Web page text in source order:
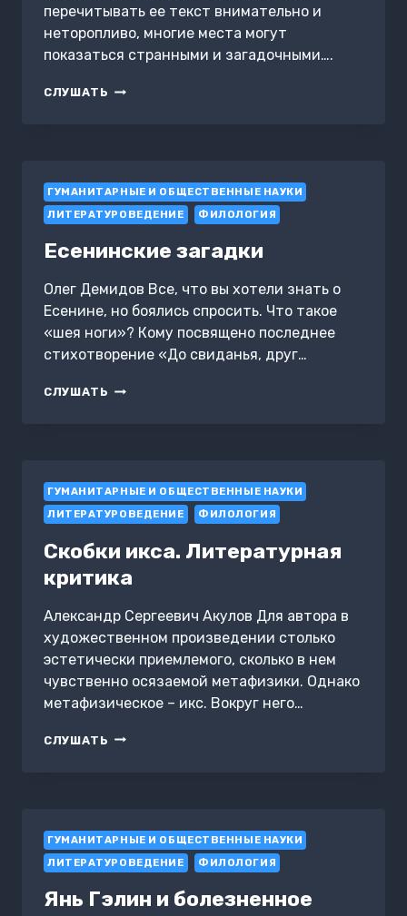
перечитывать ее текст внимательно и
неторопливо, многие места могут
показаться странными и загадочными….
СЛУШАТЬ КОЛОДА
ВНУТРЕННИЕ
ПЕРЕКЛИЧКИ
ГУМАНИТАРНЫЕ И ОБЩЕСТВЕННЫЕ НАУКИ
ЛИТЕРАТУРОВЕДЕНИЕ
ФИЛОЛОГИЯ
Есенинские загадки
Олег Демидов Все, что вы хотели знать о
Есенине, но боялись спросить. Что такое
«шея ноги»? Кому посвящено последнее
стихотворение «До свиданья, друг…
СЛУШАТЬ ЕСЕНИНСКИЕ
ГУМАНИТАРНЫЕ И ОБЩЕСТВЕННЫЕ НАУКИ
ЛИТЕРАТУРОВЕДЕНИЕ
ФИЛОЛОГИЯ
Скобки икса. Литературная
критика
Александр Сергеевич Акулов Для автора в
художественном произведении столько
эстетически приемлемого, сколько в нем
чувственно осязаемой метафизики. Однако
метафизическое – икс. Вокруг него…
СЛУШАТЬ СКОБКИ
ГУМАНИТАРНЫЕ И ОБЩЕСТВЕННЫЕ НАУКИ
ЛИТЕРАТУРОВЕДЕНИЕ
ФИЛОЛОГИЯ
Янь Гэлин и болезненное